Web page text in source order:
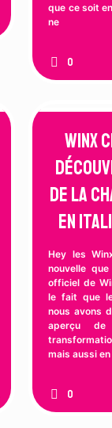
que ce soit
ne
0
Winx
de la
en
Hey les
nouvelle
officiel de
le fait que
nous avons
aperçu
mais aussi
0